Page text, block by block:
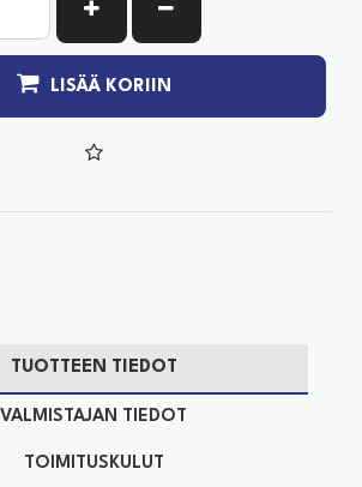
KASVATA MÄÄRÄÄ
VÄHENNÄ MÄÄRÄÄ
LISÄÄ KORIIN
TUOTTEEN TIEDOT
VALMISTAJAN TIEDOT
TOIMITUSKULUT